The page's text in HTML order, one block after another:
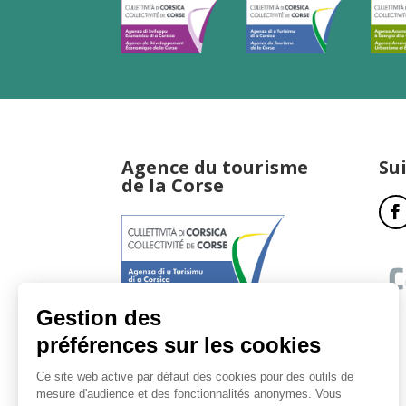
Agence du tourisme
de la Corse
17, boulevard du Roi Jérôme
T : 04 95 51 77 77